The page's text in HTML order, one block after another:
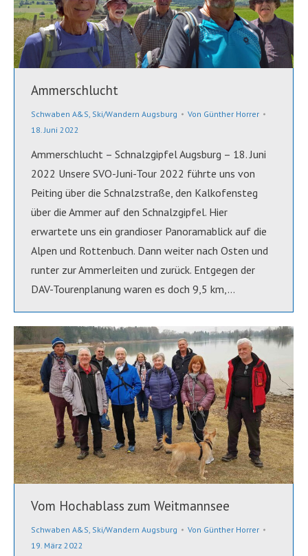
Ammerschlucht
Schwaben A&S, Ski/Wandern Augsburg Von Günther Horrer
18. Juni 2022
Ammerschlucht – Schnalzgipfel Augsburg – 18. Juni
2022 Unsere SVO-Juni-Tour 2022 führte uns von
Peiting über die Schnalzstraße, den Kalkofensteg
über die Ammer auf den Schnalzgipfel. Hier
erwartete uns ein grandioser Panoramablick auf die
Alpen und Rottenbuch. Dann weiter nach Osten und
runter zur Ammerleiten und zurück. Entgegen der
DAV-Tourenplanung waren es doch 9,5 km,…
Vom Hochablass zum Weitmannsee
Schwaben A&S, Ski/Wandern Augsburg Von Günther Horrer
19. März 2022